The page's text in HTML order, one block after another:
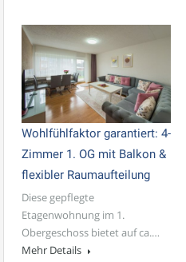
Wohlfühlfaktor garantiert: 4-
Zimmer 1. OG mit Balkon &
flexibler Raumaufteilung
Diese gepflegte
Etagenwohnung im 1.
Obergeschoss bietet auf ca.…
Mehr Details